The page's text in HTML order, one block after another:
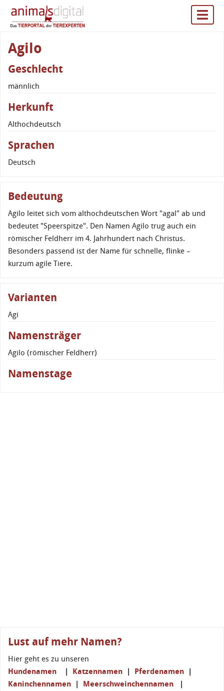
Agilo
Geschlecht
männlich
Herkunft
Althochdeutsch
Sprachen
Deutsch
Bedeutung
Agilo leitet sich vom althochdeutschen Wort "agal" ab und
bedeutet "Speerspitze". Den Namen Agilo trug auch ein
römischer Feldherr im 4. Jahrhundert nach Christus.
Besonders passend ist der Name für schnelle, flinke –
kurzum agile Tiere.
Varianten
Agi
Namensträger
Agilo (römischer Feldherr)
Namenstage
Lust auf mehr Namen?
Hier geht es zu unseren
Hundenamen | Katzennamen | Pferdenamen |
Kaninchennamen | Meerschweinchennamen |